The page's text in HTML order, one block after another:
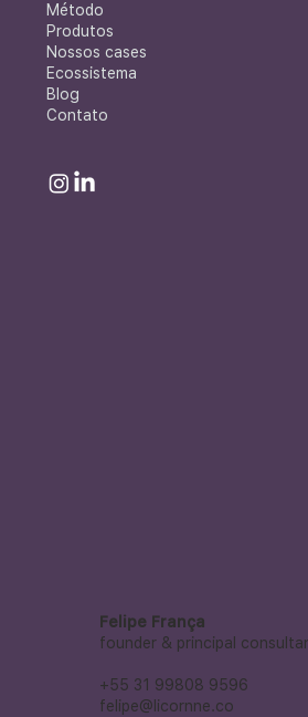
Felipe França
founder & principal
+55 31 99808 9596
felipe@licornne.co
Método
Produtos
Nossos cases
Ecossistema
Blog
Contato